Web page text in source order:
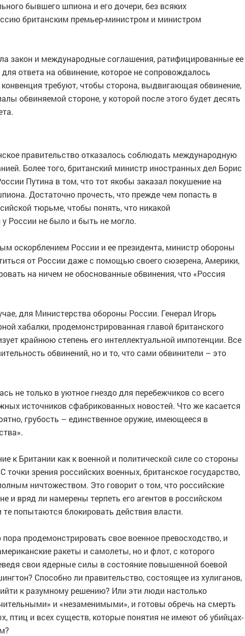
бывшего шпиона и его дочери, без всяких
британским премьер-министром и министром
закон и международные соглашения, ратифицированные ее
ответа на обвинение, которое не сопровождалось
требуют, чтобы сторона, выдвигающая обвинение,
обвиняемой стороне, у которой после этого будет десять
правительство отказалось соблюдать международную
Более того, британский министр иностранных дел Борис
Путина в том, что тот якобы заказал покушение на
Достаточно прочесть, что прежде чем попасть в
тюрьме, чтобы понять, что никакой
у России не было и быть не могло.
оскорблением России и ее президента, министр обороны
от России даже с помощью своего сюзерена, Америки,
на ничем не обоснованные обвинения, что «Россия
для Министерства обороны России. Генерал Игорь
хабалки, продемонстрированная главой британского
крайнюю степень его интеллектуальной импотенции. Все
обвинений, но и то, что сами обвинители – это
не только в уютное гнездо для перебежчиков со всего
источников сфабрикованных новостей. Что же касается
грубость – единственное оружие, имеющееся в
к Британии как к военной и политической силе со стороны
зрения российских военных, британское государство,
ничтожеством. Это говорит о том, что российские
и вряд ли намерены терпеть его агентов в российском
те попытаются блокировать действия власти.
продемонстрировать свое военное превосходство, и
ракеты и самолеты, но и флот, с которого
свои ядерные силы в состояние повышенной боевой
Способно ли правительство, состоящее из хулиганов,
к разумному решению? Или эти люди настолько
и «незаменимыми», и готовы обречь на смерть
птиц и всех существ, которые понятия не имеют об убийцах-